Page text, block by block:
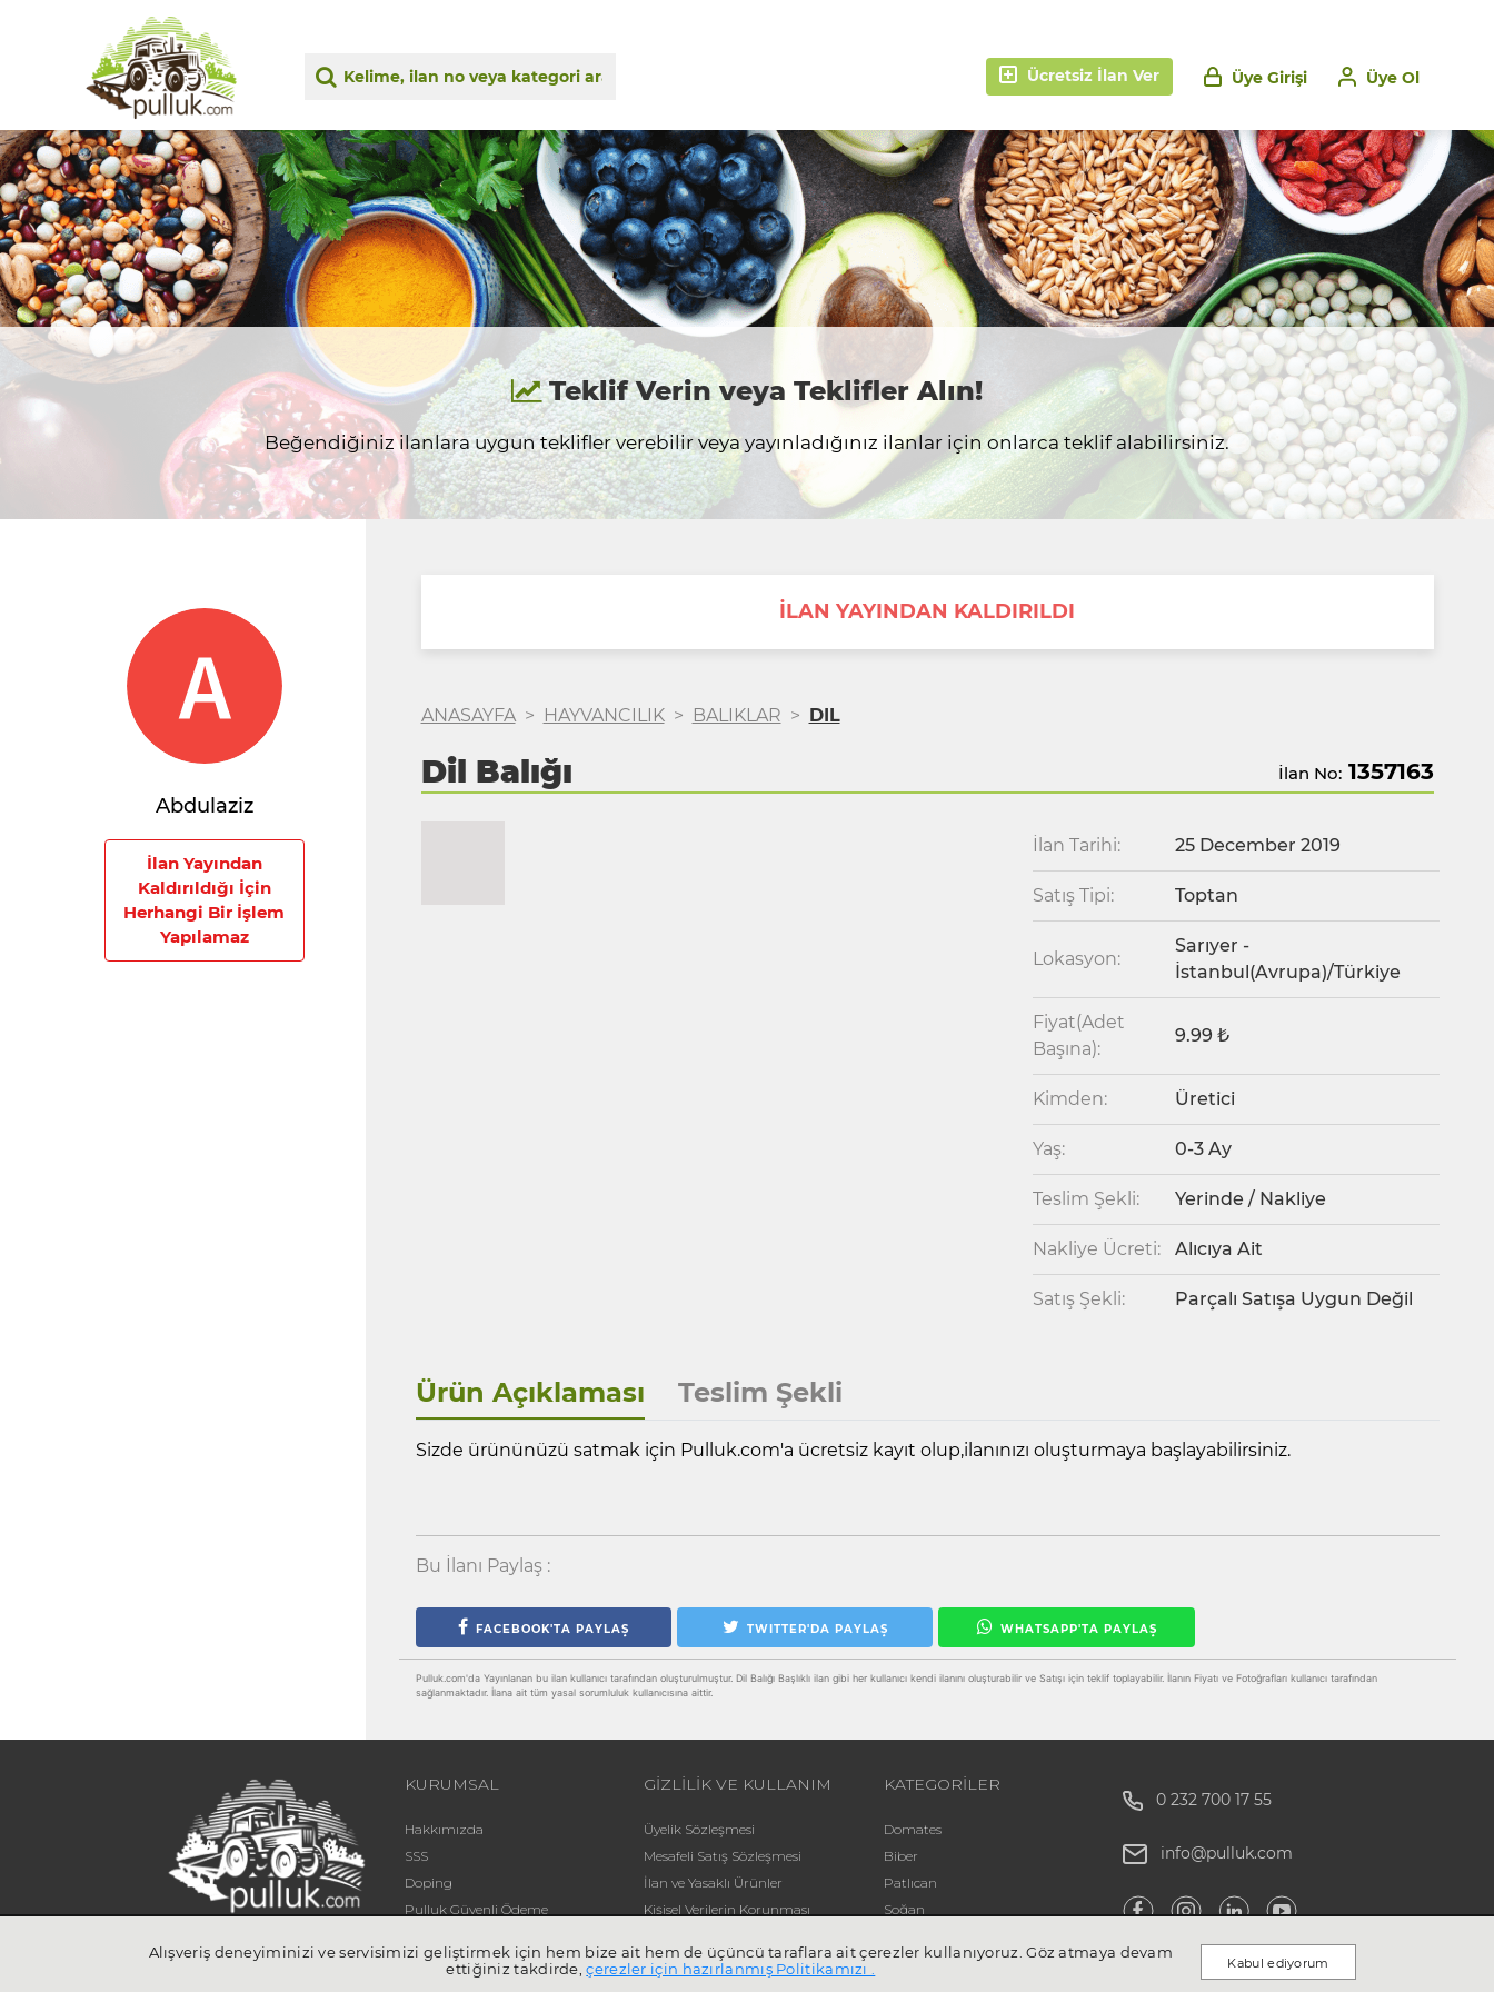
Üye Ol
Üye Girişi
Ücretsiz İlan Ver
Teklif Verin veya Teklifler Alın!
Beğendiğiniz ilanlara uygun teklifler verebilir veya yayınladığınız ilanlar için onlarca teklif alabilirsiniz.
Abdulaziz
İlan Yayından
Kaldırıldığı İçin
Herhangi Bir İşlem
Yapılamaz
İLAN YAYINDAN KALDIRILDI
ANASAYFA > HAYVANCILIK > BALIKLAR > DIL
Dil Balığı İlan No: 1357163
İlan Tarihi: 25 December 2019
Satış Tipi: Toptan
Lokasyon:
Sarıyer -
İstanbul(Avrupa)/Türkiye
Fiyat(Adet
Başına):
9.99 ₺
Kimden: Üretici
Yaş: 0-3 Ay
Teslim Şekli: Yerinde / Nakliye
Nakliye Ücreti: Alıcıya Ait
Satış Şekli: Parçalı Satışa Uygun Değil
Ürün Açıklaması Teslim Şekli
Sizde ürününüzü satmak için Pulluk.com'a ücretsiz kayıt olup,ilanınızı oluşturmaya başlayabilirsiniz.
Bu İlanı Paylaş :
FACEBOOK'TA PAYLAŞ TWITTER'DA PAYLAŞ WHATSAPP'TA PAYLAŞ
Pulluk.com'da Yayınlanan bu ilan kullanıcı tarafından oluşturulmuştur. Dil Balığı Başlıklı ilan gibi her kullanıcı kendi ilanını oluşturabilir ve Satışı için teklif toplayabilir. İlanın Fiyatı ve Fotoğrafları kullanıcı tarafından
sağlanmaktadır. İlana ait tüm yasal sorumluluk kullanıcısına aittir.
KURUMSAL
Hakkımızda
SSS
Doping
Pulluk Güvenli Ödeme
İletişim
GİZLİLİK VE KULLANIM
Üyelik Sözleşmesi
Mesafeli Satış Sözleşmesi
İlan ve Yasaklı Ürünler
Kişisel Verilerin Korunması
KATEGORİLER
Domates
Biber
Patlıcan
Soğan
0 232 700 17 55
info@pulluk.com
Alışveriş deneyiminizi ve servisimizi geliştirmek için hem bize ait hem de üçüncü taraflara ait çerezler kullanıyoruz. Göz atmaya devam
ettiğiniz takdirde,çerezler için hazırlanmış Politikamızı . Kabul ediyorum